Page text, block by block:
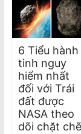
6 Tiểu hành
tinh nguy
hiểm nhất
đối với Trái
đất được
NASA theo
dõi chặt chẽ